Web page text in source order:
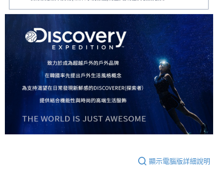
顯示電腦版詳細說明